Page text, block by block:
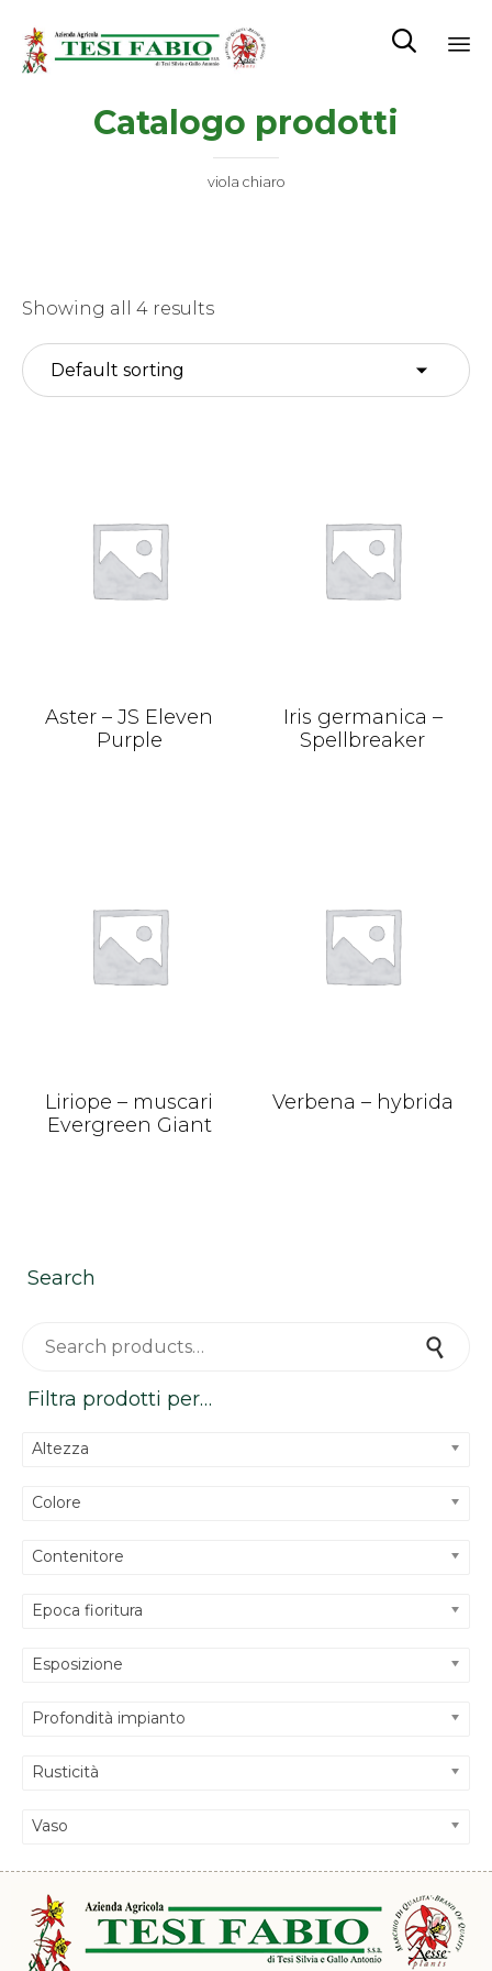

Catalogo prodotti
viola chiaro
Showing all 4 results
Aster – JS Eleven
Purple
Iris germanica –
Spellbreaker
Liriope – muscari
Evergreen Giant
Verbena – hybrida
Search
Filtra prodotti per…
Altezza
Colore
Contenitore
Epoca fioritura
Esposizione
Profondità impianto
Rusticità
Vaso